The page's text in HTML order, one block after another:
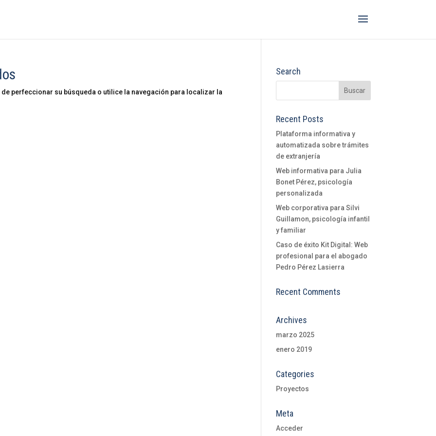
perfeccionar su búsqueda o utilice la navegación para localizar la
Search
Recent Posts
Plataforma informativa y
automatizada sobre trámites
de extranjería
Web informativa para Julia
Bonet Pérez, psicología
personalizada
Web corporativa para Silvi
Guillamon, psicología infantil
y familiar
Caso de éxito Kit Digital: Web
profesional para el abogado
Pedro Pérez Lasierra
Recent Comments
Archives
marzo 2025
enero 2019
Categories
Proyectos
Meta
Acceder